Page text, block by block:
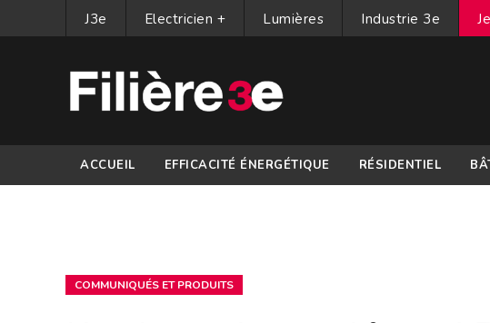
J3e Electricien + Lumières Industrie 3e
ACCUEIL EFFICACITÉ ÉNERGÉTIQUE RÉSIDENTIEL
COMMUNIQUÉS ET PRODUITS